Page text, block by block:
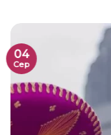
04
Сер